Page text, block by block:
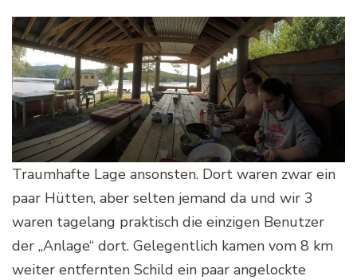
Traumhafte Lage ansonsten. Dort waren zwar ein
paar Hütten, aber selten jemand da und wir 3
waren tagelang praktisch die einzigen Benutzer
der „Anlage“ dort. Gelegentlich kamen vom 8 km
weiter entfernten Schild ein paar angelockte